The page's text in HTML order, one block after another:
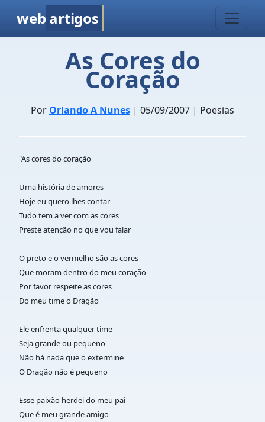
web artigos
As Cores do
Coração
Por Orlando A Nunes | 05/09/2007 | Poesias
"As cores do coração
Uma história de amores
Hoje eu quero lhes contar
Tudo tem a ver com as cores
Preste atenção no que vou falar
O preto e o vermelho são as cores
Que moram dentro do meu coração
Por favor respeite as cores
Do meu time o Dragão
Ele enfrenta qualquer time
Seja grande ou pequeno
Não há nada que o extermine
O Dragão não é pequeno
Esse paixão herdei do meu pai
Que é meu grande amigo